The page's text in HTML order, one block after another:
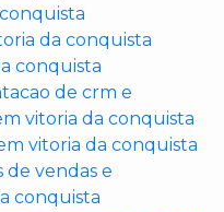
da conquista
conquista
de crm e
vitoria da conquista
vitoria da conquista
de vendas e
conquista